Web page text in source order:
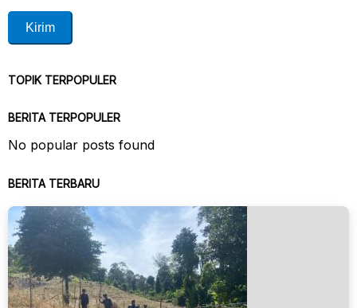
TOPIK TERPOPULER
BERITA TERPOPULER
No popular posts found
BERITA TERBARU